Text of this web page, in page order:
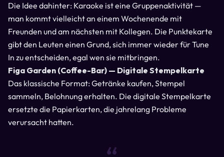
Die Idee dahinter: Karaoke ist eine Gruppenaktivität —
man kommt vielleicht an einem Wochenende mit
Freunden und am nächsten mit Kollegen. Die Punktekarte
gibt den Leuten einen Grund, sich immer wieder für Tune
In zu entscheiden, egal wen sie mitbringen.
Figa Garden (Coffee-Bar) — Digitale Stempelkarte
Das klassische Format: Getränke kaufen, Stempel
sammeln, Belohnung erhalten. Die digitale Stempelkarte
ersetzte die Papierkarten, die jahrelang Probleme
verursacht hatten.